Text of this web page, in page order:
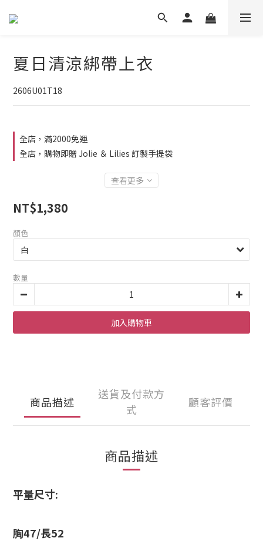
夏日清涼綁帶上衣
2606U01T18
全店，滿2000免運
全店，購物即贈 Jolie ＆ Lilies 訂製手提袋
查看更多
NT$1,380
顏色
數量
加入購物車
商品描述
送貨及付款方
式
顧客評價
商品描述
平量尺寸:
胸47/長52